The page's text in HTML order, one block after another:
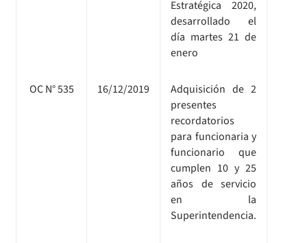
Estratégica 2020,
desarrollado el
día martes 21 de
enero
OC N° 535 16/12/2019
Adquisición de 2
presentes
recordatorios
para funcionaria y
funcionario que
cumplen 10 y 25
años de servicio
en la
Superintendencia.